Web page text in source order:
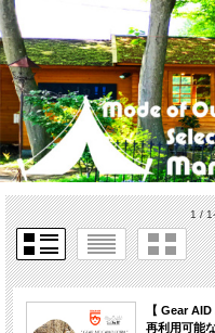
1 / 1
【 Gear
再利用可能